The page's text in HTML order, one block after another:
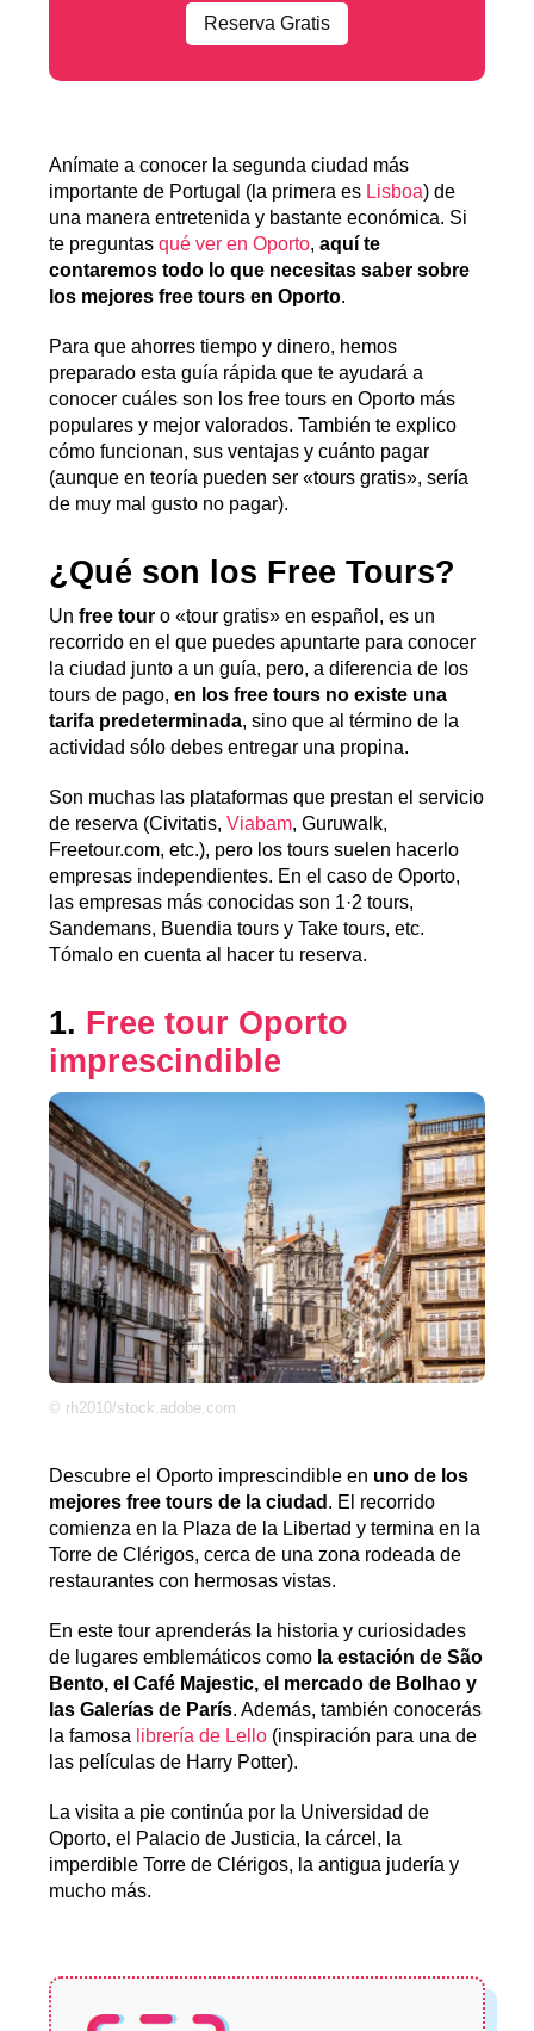
Reserva Gratis
Anímate a conocer la segunda ciudad más
importante de Portugal (la primera es Lisboa) de
una manera entretenida y bastante económica. Si
te preguntasqué ver en Oporto,aquí te
contaremos todo lo que necesitas saber sobre
los mejores free tours en Oporto.
Para que ahorres tiempo y dinero, hemos
preparado esta guía rápida que te ayudará a
conocer cuáles son los free tours en Oporto más
populares y mejor valorados. También te explico
cómo funcionan, sus ventajas y cuánto pagar
(aunque en teoría pueden ser «tours gratis», sería
de muy mal gusto no pagar).
¿Qué son los Free Tours?
Unfree tour o «tour gratis» en español, es un
recorrido en el que puedes apuntarte para conocer
la ciudad junto a un guía, pero, a diferencia de los
tours de pago,en los free tours no existe una
tarifa predeterminada, sino que al término de la
actividad sólo debes entregar una propina.
Son muchas las plataformas que prestan el servicio
de reserva (Civitatis,Viabam, Guruwalk,
Freetour.com, etc.), pero los tours suelen hacerlo
empresas independientes. En el caso de Oporto,
las empresas más conocidas son 1·2 tours,
Sandemans, Buendia tours y Take tours, etc.
Tómalo en cuenta al hacer tu reserva.
1. Free tour Oporto
imprescindible
© rh2010/stock.adobe.com
Descubre el Oporto imprescindible en uno de los
mejores free tours de la ciudad . El recorrido
comienza en la Plaza de la Libertad y termina en la
Torre de Clérigos, cerca de una zona rodeada de
restaurantes con hermosas vistas.
En este tour aprenderás la historia y curiosidades
de lugares emblemáticos como la estación de São
Bento, el Café Majestic, el mercado de Bolhao y
las Galerías de París. Además, también conocerás
la famosa librería de Lello (inspiración para una de
las películas de Harry Potter).
La visita a pie continúa por la Universidad de
Oporto, el Palacio de Justicia, la cárcel, la
imperdible Torre de Clérigos, la antigua judería y
mucho más.